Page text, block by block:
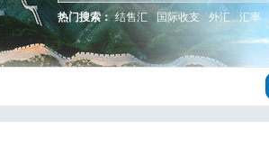
热门搜索： 结售汇 国际收支 外汇 汇率